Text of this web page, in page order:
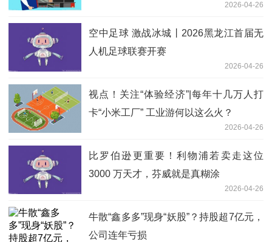
2026-04-26
空中足球 激战冰城丨2026黑龙江首届无
人机足球联赛开赛
2026-04-26
视点！关注“体验经济”|每年十几万人打
卡“小米工厂” 工业游何以这么火？
2026-04-26
比罗伯逊更重要！利物浦若卖走这位
3000 万天才，芬威就是真糊涂
2026-04-26
牛散“鑫多多”现身“妖股”？持股超7亿元，
公司连年亏损